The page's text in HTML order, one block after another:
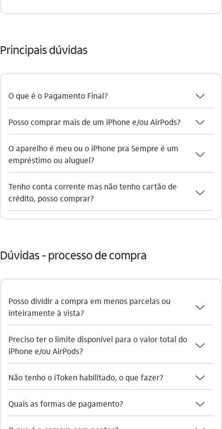
Principais dúvidas
O que é o Pagamento Final? seta_baixo
Posso comprar mais de um iPhone e/ou AirPods? seta_baixo
O aparelho é meu ou o iPhone pra Sempre é um
empréstimo ou aluguel?
seta_baixo
Tenho conta corrente mas não tenho cartão de
crédito, posso comprar?
seta_baixo
Dúvidas - processo de compra
Posso dividir a compra em menos parcelas ou
inteiramente à vista?
seta_baixo
Preciso ter o limite disponível para o valor total do
iPhone e/ou AirPods?
seta_baixo
Não tenho o iToken habilitado, o que fazer? seta_baixo
Quais as formas de pagamento? seta_baixo